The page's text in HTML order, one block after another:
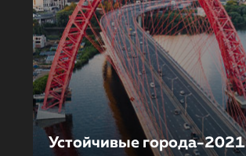
Устойчивые города-2021